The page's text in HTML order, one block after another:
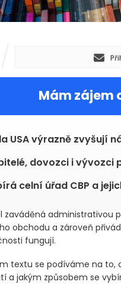
Mám zájem
USA výrazně zvyšují
dovozci i vývozci
celní úřad CBP a
zaváděná administrativou
obchodu a zároveň
fungují.
textu se podíváme na to,
a jakým způsobem se